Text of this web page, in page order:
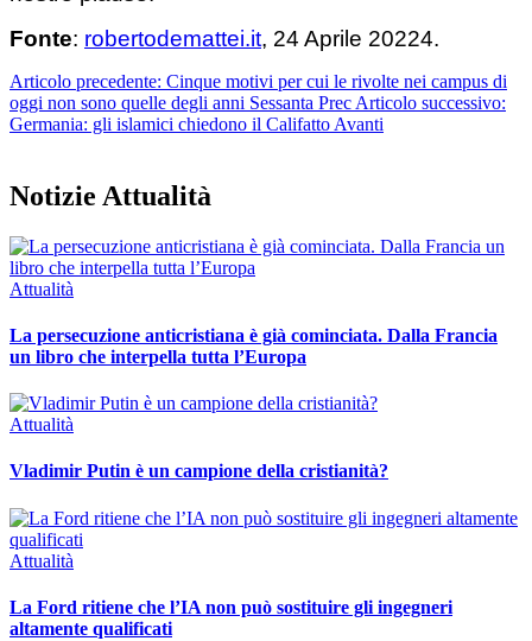
Fonte: robertodemattei.it, 24 Aprile 20224.
Articolo precedente: Cinque motivi per cui le rivolte nei campus di
oggi non sono quelle degli anni Sessanta Prec Articolo successivo:
Germania: gli islamici chiedono il Califatto Avanti
Notizie Attualità
Attualità
La persecuzione anticristiana è già cominciata. Dalla Francia
un libro che interpella tutta l’Europa
Attualità
Vladimir Putin è un campione della cristianità?
Attualità
La Ford ritiene che l’IA non può sostituire gli ingegneri
altamente qualificati